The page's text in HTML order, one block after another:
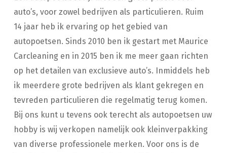
auto’s, voor zowel bedrijven als particulieren. Ruim
14 jaar heb ik ervaring op het gebied van
autopoetsen. Sinds 2010 ben ik gestart met Maurice
Carcleaning en in 2015 ben ik me meer gaan richten
op het detailen van exclusieve auto’s. Inmiddels heb
ik meerdere grote bedrijven als klant gekregen en
tevreden particulieren die regelmatig terug komen.
Bij ons kunt u tevens ook terecht als autopoetsen uw
hobby is wij verkopen namelijk ook kleinverpakking
van diverse professionele merken. Voor ons is de